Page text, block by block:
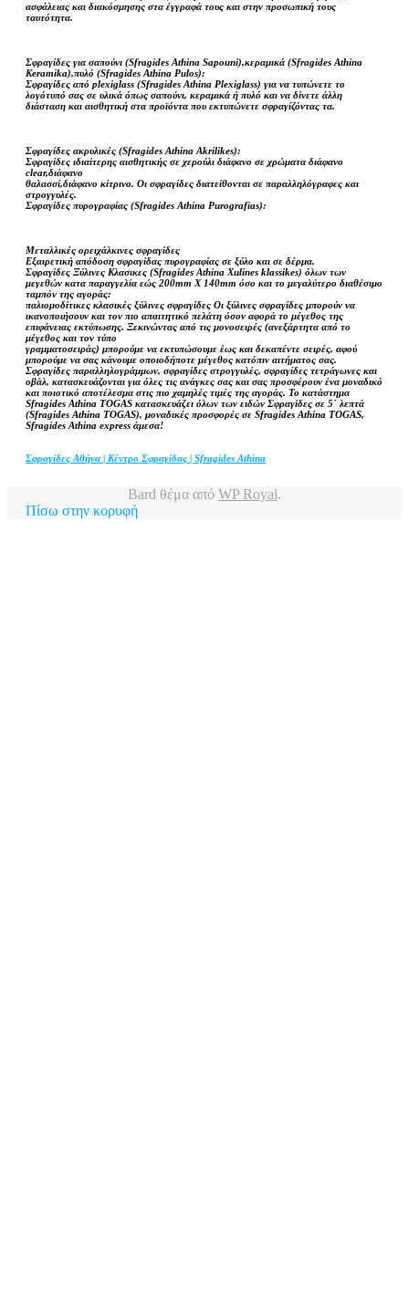
ασφάλειας και διακόσμησης στα έγγραφά τους και στην προσωπική τους
ταυτότητα.
Σφραγίδες για σαπούνι (Sfragides Athina Sapouni),κεραμικά (Sfragides Athina
Keramika),πυλό (Sfragides Athina Pulos):
Σφραγίδες από plexiglass (Sfragides Athina Plexiglass) για να τυπώνετε το
λογότυπό σας σε υλικά όπως σαπούνι, κεραμικά ή πυλό και να δίνετε άλλη
διάσταση και αισθητική στα προϊόντα που εκτυπώνετε σφραγίζόντας τα.
Σφραγίδες ακρυλικές (Sfragides Athina Akrilikes):
Σφραγίδες ιδιαίτερης αισθητικής σε χερούλι διάφανο σε χρώματα διάφανο
clear,διάφανο
θαλασσί,διάφανο κίτρινο. Οι σφραγίδες διατείθονται σε παραλληλόγραφες και
στρογγυλές.
Σφραγίδες πυρογραφίας (Sfragides Athina Purografias):
Μεταλλικές ορειχάλκινες σφραγίδες
Εξαιρετική απόδοση σφραγίδας πυρογραφίας σε ξύλο και σε δέρμα.
Σφραγίδες Ξύλινες Κλασικες (Sfragides Athina Xulines klassikes) όλων των
μεγεθών κατα παραγγελία εώς 200mm X 140mm όσο και το μεγαλύτερο διαθέσιμο
ταμπόν της αγοράς:
παλιομοδίτικες κλασικές ξύλινες σφραγίδες Οι ξύλινες σφραγίδες μπορούν να
ικανοποιήσουν και τον πιο απαιτητικό πελάτη όσον αφορά το μέγεθος της
επιφάνειας εκτύπωσης. Ξεκινώντας από τις μονοσειρές (ανεξάρτητα από το
μέγεθος και τον τύπο
γραμματοσειράς) μπορούμε να εκτυπώσουμε έως και δεκαπέντε σειρές, αφού
μπορούμε να σας κάνουμε οποιοδήποτε μέγεθος κατόπιν αιτήματος σας.
Σφραγίδες παραλληλογράμμων, σφραγίδες στρογγυλές, σφραγίδες τετράγωνες και
οβάλ, κατασκευάζονται για όλες τις ανάγκες σας και σας προσφέρουν ένα μοναδικό
και ποιοτικό αποτέλεσμα στις πιο χαμηλές τιμές της αγοράς. Το κατάστημα
Sfragides Athina TOGAS κατασκευάζει όλων των ειδών Σφραγίδες σε 5΄ λεπτά
(Sfragides Athina TOGAS), μοναδικές προσφορές σε Sfragides Athina TOGAS,
Sfragides Athina express άμεσα!
Σφραγίδες Αθήνα | Κέντρο Σφραγίδας | Sfragides Athina
Bard θέμα από WP Royal.
Πίσω στην κορυφή